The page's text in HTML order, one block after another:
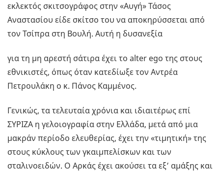
εκλεκτός σκιτσογράφος στην «Αυγή» Τάσος
Αναστασίου είδε σκίτσο του να αποκηρύσσεται από
τον Τσίπρα στη Βουλή. Αυτή η δυσανεξία
για τη μη αρεστή σάτιρα έχει το alter ego της στους
εθνικιστές, όπως όταν κατεδίωξε τον Αντρέα
Πετρουλάκη ο κ. Πάνος Καμμένος.
Γενικώς, τα τελευταία χρόνια και ιδιαιτέρως επί
ΣΥΡΙΖΑ η γελοιογραφία στην Ελλάδα, μετά από μια
μακράν περίοδο ελευθερίας, έχει την «τιμητική» της
στους κύκλους των γκαιμπελίσκων και των
σταλινοειδών. Ο Αρκάς έχει ακούσει τα εξ’ αμάξης και